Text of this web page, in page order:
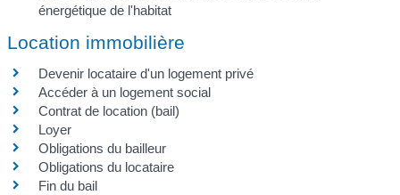
énergétique de l'habitat
Location immobilière
Devenir locataire d'un logement privé
Accéder à un logement social
Contrat de location (bail)
Loyer
Obligations du bailleur
Obligations du locataire
Fin du bail